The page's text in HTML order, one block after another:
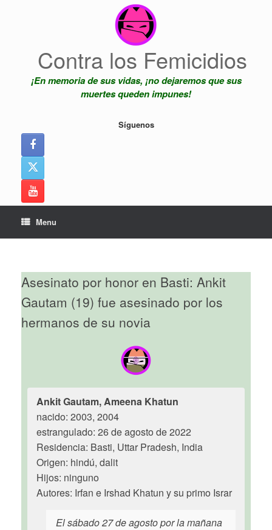
Contra los Femicidios
¡En memoria de sus vidas, ¡no dejaremos que sus
muertes queden impunes!
Síguenos
Menu
Asesinato por honor en Basti: Ankit
Gautam (19) fue asesinado por los
hermanos de su novia
Ankit Gautam, Ameena Khatun
nacido: 2003, 2004
estrangulado: 26 de agosto de 2022
Residencia: Basti, Uttar Pradesh, India
Origen: hindú, dalit
Hijos: ninguno
Autores: Irfan e Irshad Khatun y su primo Israr
El sábado 27 de agosto por la mañana